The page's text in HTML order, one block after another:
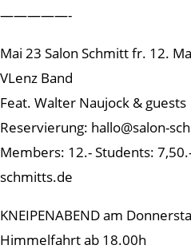
—————-
Mai 23 Salon Schmitt fr. 12.
VLenz Band
Feat. Walter Naujock & guests
Reservierung: hallo@salon-
Members: 12.- Students:
schmitts.de
KNEIPENABEND am
Himmelfahrt ab 18.00h